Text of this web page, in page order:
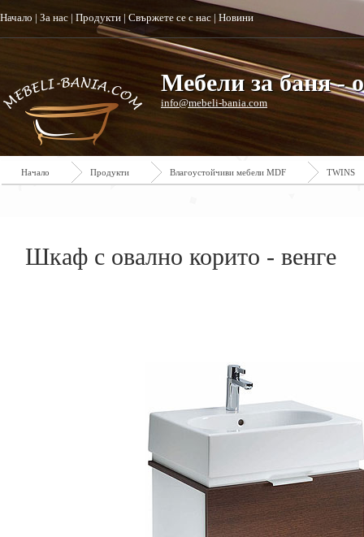
Начало | За нас | Продукти | Свържете се с нас | Новини
Мебели за баня -
info@mebeli-bania.com
Начало Продукти Влагоустойчиви мебели MDF TWINS
Шкаф с овално корито - венге